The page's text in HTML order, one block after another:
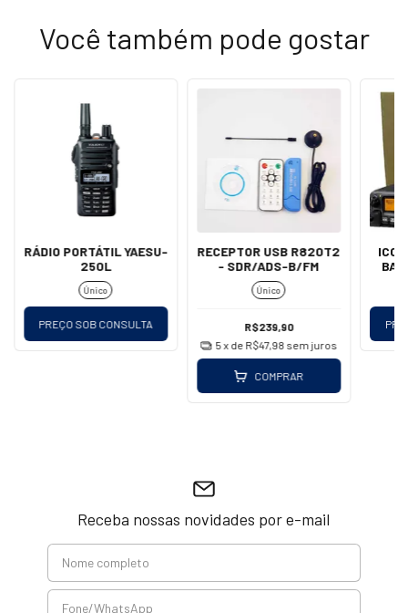
Você também pode gostar
RÁDIO PORTÁTIL YAESU-
250L
Único
PREÇO SOB CONSULTA
RECEPTOR USB R820T2
- SDR/ADS-B/FM
Único
R$239,90
5x de R$47,98 sem juros
COMPRAR
Receba nossas novidades por e-mail